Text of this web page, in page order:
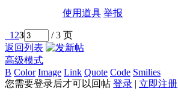
使用道具 举报
1 23
/ 3 页
返回列表
高级模式
B Color Image Link Quote Code Smilies
您需要登录后才可以回帖 登录 | 立即注册